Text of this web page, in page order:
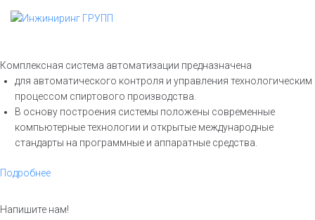
Комплексная система автоматизации предназначена
для автоматического контроля и управления технологическим
процессом спиртового производства.
В основу построения системы положены современные
компьютерные технологии и открытые международные
стандарты на программные и аппаратные средства.
Подробнее
Напишите нам!